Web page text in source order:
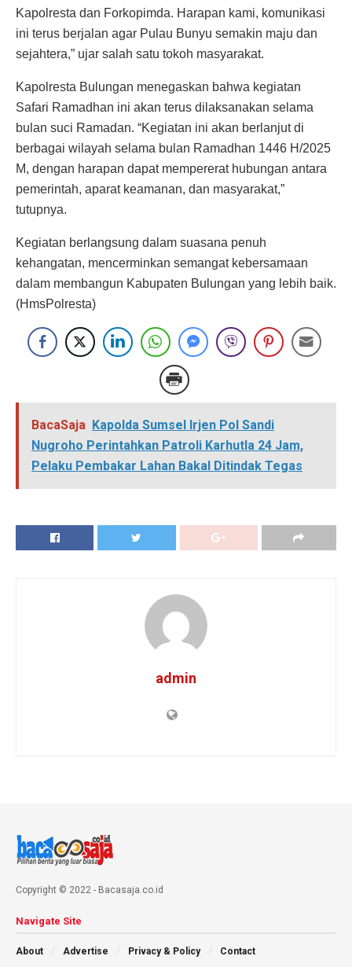
Kapolresta dan Forkopimda. Harapan kami, komunikasi
ini terus berjalan agar Pulau Bunyu semakin maju dan
sejahtera,” ujar salah satu tokoh masyarakat.
Kapolresta Bulungan menegaskan bahwa kegiatan
Safari Ramadhan ini akan terus dilaksanakan selama
bulan suci Ramadan. “Kegiatan ini akan berlanjut di
berbagai wilayah selama bulan Ramadhan 1446 H/2025
M, dengan harapan dapat mempererat hubungan antara
pemerintah, aparat keamanan, dan masyarakat,”
tutupnya.
Kegiatan berlangsung dalam suasana penuh
kehangatan, mencerminkan semangat kebersamaan
dalam membangun Kabupaten Bulungan yang lebih baik.
(HmsPolresta)
BacaSaja Kapolda Sumsel Irjen Pol Sandi
Nugroho Perintahkan Patroli Karhutla 24 Jam,
Pelaku Pembakar Lahan Bakal Ditindak Tegas
admin
Copyright © 2022 - Bacasaja.co.id
Navigate Site
About Advertise Privacy & Policy Contact